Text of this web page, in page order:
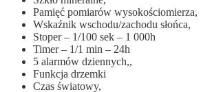
Pamięć pomiarów wysokościomierza,
Wskaźnik wschodu/zachodu słońca,
Stoper – 1/100 sek – 1 000h
Timer – 1/1 min – 24h
5 alarmów dziennych,,
Funkcja drzemki
Czas światowy,